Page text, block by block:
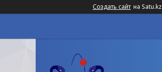
Создать сайт на Satu.kz